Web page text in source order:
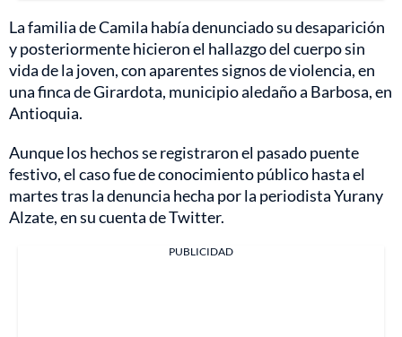
La familia de Camila había denunciado su desaparición
y posteriormente hicieron el hallazgo del cuerpo sin
vida de la joven, con aparentes signos de violencia, en
una finca de Girardota, municipio aledaño a Barbosa, en
Antioquia.
Aunque los hechos se registraron el pasado puente
festivo, el caso fue de conocimiento público hasta el
martes tras la denuncia hecha por la periodista Yurany
Alzate, en su cuenta de Twitter.
PUBLICIDAD